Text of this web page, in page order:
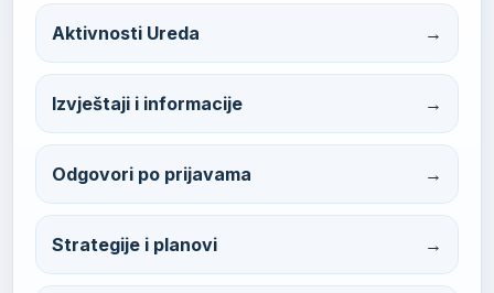
Aktivnosti Ureda
Izvještaji i informacije
Odgovori po prijavama
Strategije i planovi